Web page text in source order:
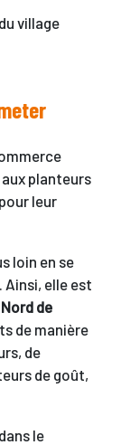
planteurs
leur
loin en se
elle est
de
de manière
de
de goût,
le